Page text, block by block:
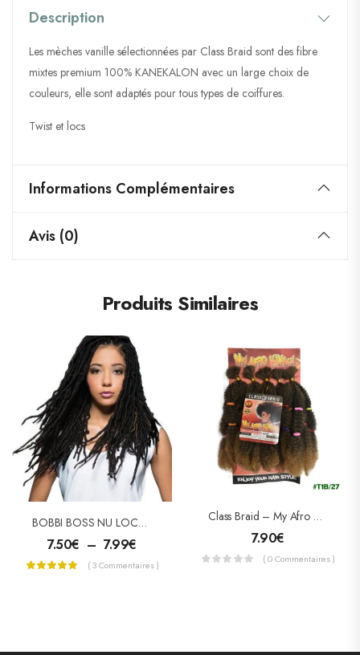
Description
Les mèches vanille sélectionnées par Class Braid sont des fibre
mixtes premium 100% KANEKALON avec un large choix de
couleurs, elle sont adaptés pour tous types de coiffures.
Twist et locs
Informations Complémentaires
Avis (0)
Produits Similaires
BOBBI BOSS NU LOCS Crochet 14 » – 18″
7.50€ – 7.99€
( 3 Commentaires )
Class Braid – My Afro Kinky Bulk 24″
7.90€
( 0 Commentaires )